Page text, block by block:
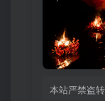
本站严禁盗